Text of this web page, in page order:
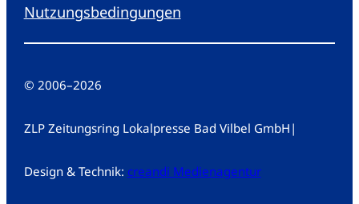
Nutzungsbedingungen
© 2006–2026
ZLP Zeitungsring Lokalpresse Bad Vilbel GmbH |
Design & Technik: creandi Medienagentur